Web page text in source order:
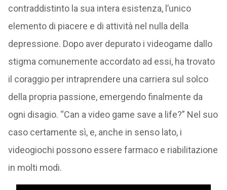
contraddistinto la sua intera esistenza, l’unico
elemento di piacere e di attività nel nulla della
depressione. Dopo aver depurato i videogame dallo
stigma comunemente accordato ad essi, ha trovato
il coraggio per intraprendere una carriera sul solco
della propria passione, emergendo finalmente da
ogni disagio. “Can a video game save a life?” Nel suo
caso certamente sì, e, anche in senso lato, i
videogiochi possono essere farmaco e riabilitazione
in molti modi.